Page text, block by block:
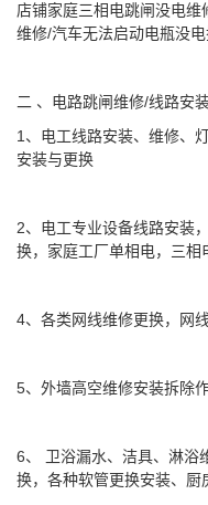
店铺家庭三相电跳闸没电
维修/汽车无法启动电瓶没
二 、电路跳闸维修/线路安
1、电工线路安装、维修、
安装与更换
2、电工专业设备线路安装
换，家庭工厂单相电，三相
4、各类网线维修更换，网
5、外墙高空维修安装拆除
6、 卫浴漏水、洁具、淋浴
换，各种软管更换安装、厨